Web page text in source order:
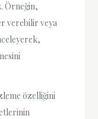
Örneğin,
verebilir veya
özelliğini